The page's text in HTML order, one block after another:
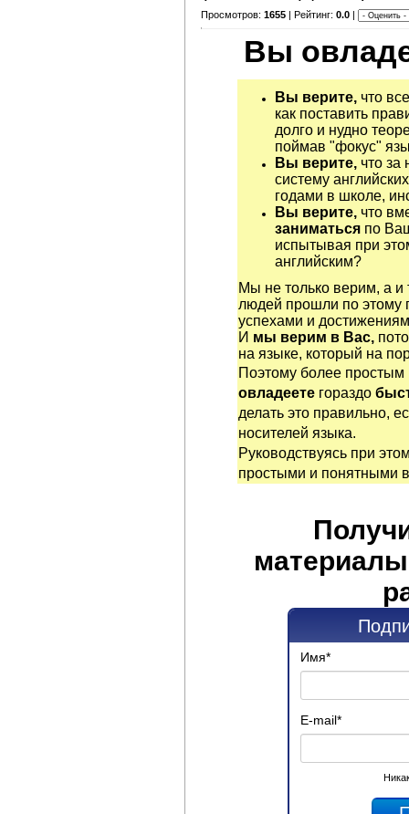
Просмотров: 1655 | Рейтинг: 0.0
Вы
Вы верите, что
как поставить
долго и нудно
поймав "фокус"
Вы верите, что за
систему
годами в школе,
Вы верите, что
заниматься по
испытывая при
английским?
Мы не только верим, а и
людей прошли по этому
успехами и
И мы верим в Вас,
на языке, который на
Поэтому более
овладеете гораздо
делать это правильно,
носителей языка.
Руководствуясь при
простыми и понятными
Имя*
E-mail*